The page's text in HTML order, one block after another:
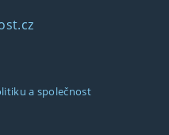
a společnost